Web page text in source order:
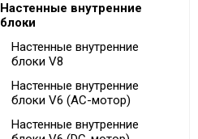
Настенные внутренние
блоки
Настенные внутренние
блоки V8
Настенные внутренние
блоки V6 (AC-мотор)
Настенные внутренние